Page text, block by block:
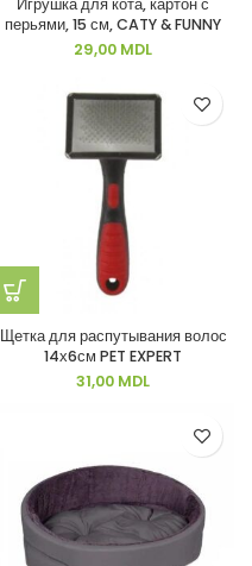
Игрушка для кота, картон с
перьями, 15 см, CATY & FUNNY
29,00 MDL
Щетка для распутывания волос
14х6см PET EXPERT
31,00 MDL